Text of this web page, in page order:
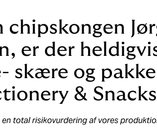
chipskongen
er der
skære og
& Snacks
en total risikovurdering af vores